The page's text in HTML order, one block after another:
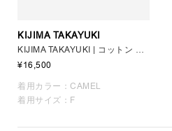
KIJIMA TAKAYUKI
KIJIMA TAKAYUKI | コットン エターナルキャップ
¥16,500
着用カラー：CAMEL
着用サイズ：F